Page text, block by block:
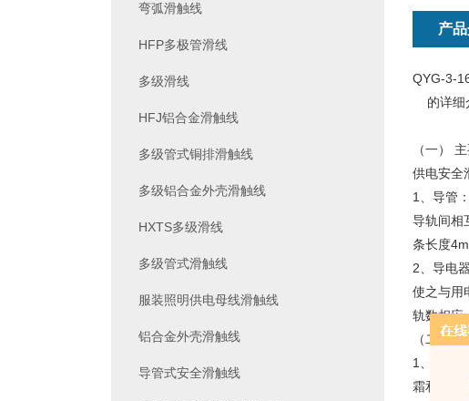
产
QYG-3-
的详细
（一）
供电安全
1、导管
导轨间相
条长度
2、导电
使之与用
轨数相应
（二）
1、安全
霜和冰冻
弯弧滑触线
HFP多极管滑线
多级滑线
HFJ铝合金滑触线
多级管式铜排滑触线
多级铝合金外壳滑触线
HXTS多级滑线
多级管式滑触线
服装照明供电母线滑触线
铝合金外壳滑触线
导管式安全滑触线